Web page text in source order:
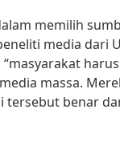
memilih
media dari
massa.
benar